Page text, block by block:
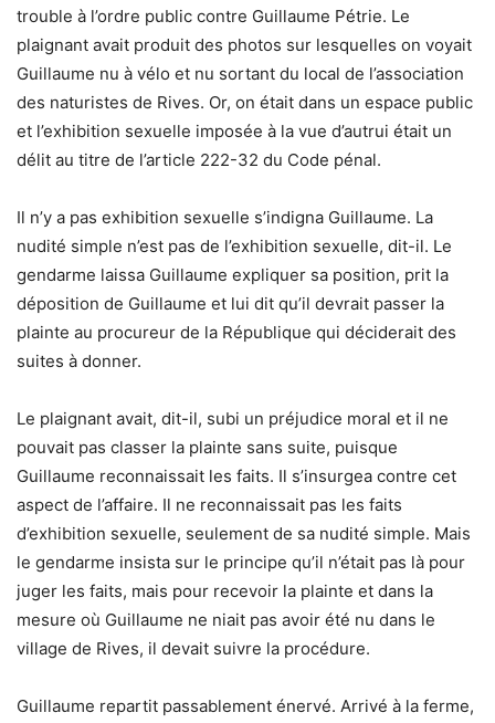
trouble à l’ordre public contre Guillaume Pétrie. Le
plaignant avait produit des photos sur lesquelles on voyait
Guillaume nu à vélo et nu sortant du local de l’association
des naturistes de Rives. Or, on était dans un espace public
et l’exhibition sexuelle imposée à la vue d’autrui était un
délit au titre de l’article 222-32 du Code pénal.
Il n’y a pas exhibition sexuelle s’indigna Guillaume. La
nudité simple n’est pas de l’exhibition sexuelle, dit-il. Le
gendarme laissa Guillaume expliquer sa position, prit la
déposition de Guillaume et lui dit qu’il devrait passer la
plainte au procureur de la République qui déciderait des
suites à donner.
Le plaignant avait, dit-il, subi un préjudice moral et il ne
pouvait pas classer la plainte sans suite, puisque
Guillaume reconnaissait les faits. Il s’insurgea contre cet
aspect de l’affaire. Il ne reconnaissait pas les faits
d’exhibition sexuelle, seulement de sa nudité simple. Mais
le gendarme insista sur le principe qu’il n’était pas là pour
juger les faits, mais pour recevoir la plainte et dans la
mesure où Guillaume ne niait pas avoir été nu dans le
village de Rives, il devait suivre la procédure.
Guillaume repartit passablement énervé. Arrivé à la ferme,